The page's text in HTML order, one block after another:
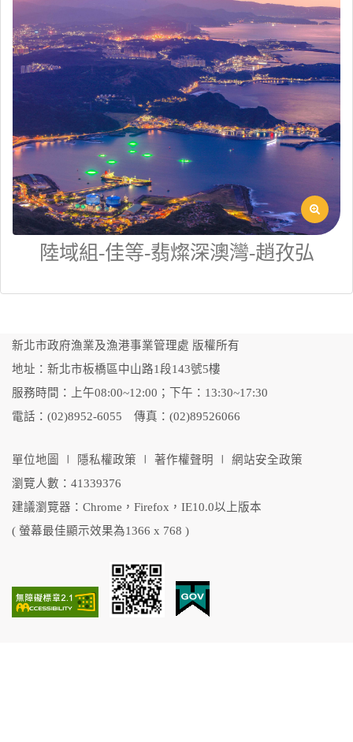
陸域組-佳等-翡燦深澳灣-趙孜弘
新北市政府漁業及漁港事業管理處 版權所有
地址：新北市板橋區中山路1段143號5樓
服務時間：上午08:00~12:00；下午：13:30~17:30
電話：(02)8952-6055 傳真：(02)89526066
單位地圖 隱私權政策 著作權聲明
網站安全政策
瀏覽人數：41339376
建議瀏覽器：Chrome，Firefox，IE10.0以上版本
( 螢幕最佳顯示效果為1366 x 768 )